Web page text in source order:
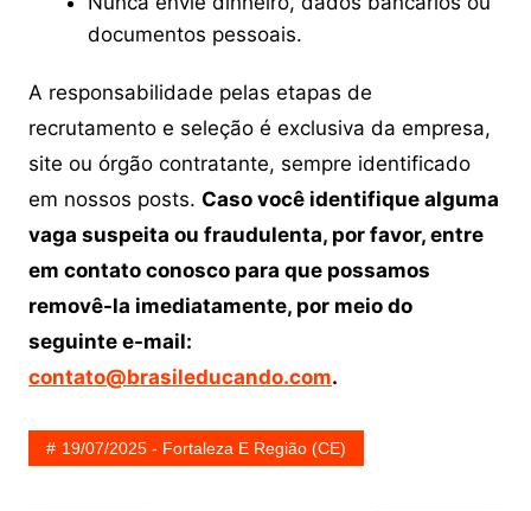
documentos pessoais.
A responsabilidade pelas etapas de
recrutamento e seleção é exclusiva da empresa,
site ou órgão contratante, sempre identificado
em nossos posts. Caso você identifique alguma
vaga suspeita ou fraudulenta, por favor, entre
em contato conosco para que possamos
removê-la imediatamente, por meio do
seguinte e-mail:
contato@brasileducando.com.
19/07/2025 - Fortaleza E Região (CE)